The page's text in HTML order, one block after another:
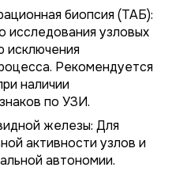
биопсия (ТАБ):
исследования узловых
исключения
Рекомендуется
наличии
по УЗИ.
железы: Для
активности узлов и
автономии.